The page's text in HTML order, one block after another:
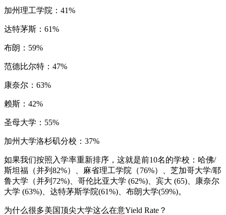
加州理工学院：41%
达特茅斯：61%
布朗：59%
范德比尔特：47%
康奈尔：63%
赖斯：42%
圣母大学：55%
加州大学洛杉矶分校：37%
如果我们按照入学率重新排序，这就是前10名的学校：哈佛/
斯坦福（并列82%）、麻省理工学院（76%）、芝加哥大学/耶
鲁大学（并列72%)、哥伦比亚大学 (62%)、宾大 (65)、康奈尔
大学 (63%)、达特茅斯学院(61%)、布朗大学(59%)。
为什么很多美国顶尖大学这么在意Yield Rate？